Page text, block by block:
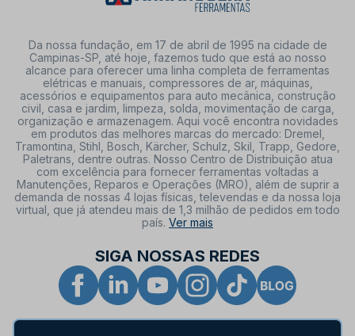
Da nossa fundação, em 17 de abril de 1995 na cidade de
Campinas-SP, até hoje, fazemos tudo que está ao nosso
alcance para oferecer uma linha completa de ferramentas
elétricas e manuais, compressores de ar, máquinas,
acessórios e equipamentos para auto mecânica, construção
civil, casa e jardim, limpeza, solda, movimentação de carga,
organização e armazenagem. Aqui você encontra novidades
em produtos das melhores marcas do mercado: Dremel,
Tramontina, Stihl, Bosch, Kärcher, Schulz, Skil, Trapp, Gedore,
Paletrans, dentre outras. Nosso Centro de Distribuição atua
com excelência para fornecer ferramentas voltadas a
Manutenções, Reparos e Operações (MRO), além de suprir a
demanda de nossas 4 lojas físicas, televendas e da nossa loja
virtual, que já atendeu mais de 1,3 milhão de pedidos em todo
país. Ver mais
SIGA NOSSAS REDES